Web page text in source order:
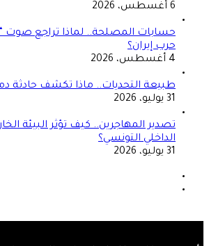
6 أغسطس، 2026
حسابات المصلحة.. لماذا تراجع صوت
حرب إيران؟
4 أغسطس، 2026
طبيعة التحديات.. ماذا تكشف حادثة
31 يوليو، 2026
تصدير المهاجرين.. كيف تؤثر البيئة
الداخلي التونسي؟
31 يوليو، 2026